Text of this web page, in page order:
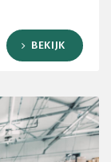
BEKIJK